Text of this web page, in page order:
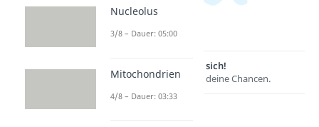
Lernen lohnt sich!
Entdecke hier deine Chancen.
Nucleolus
3/8 – Dauer: 05:00
Mitochondrien
4/8 – Dauer: 03:33